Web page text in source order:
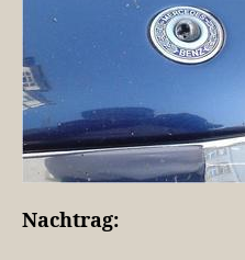
Nachtrag: